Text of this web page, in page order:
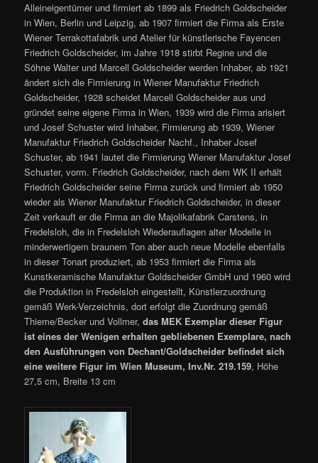
Alleineigentümer und firmiert ab 1899 als Friedrich Goldscheider
in Wien, Berlin und Leipzig, ab 1907 firmiert die Firma als Erste
Wiener Terrakottafabrik und Atelier für künstlerische Fayencen
Friedrich Goldscheider, im Jahre 1918 stirbt Regine und die
Söhne Walter und Marcell Goldscheider werden Inhaber, ab 1921
ändert sich die Firmierung in Wiener Manufaktur Friedrich
Goldscheider, 1928 scheidet Marcell Goldscheider aus und
gründet seine eigene Firma in Wien, 1939 wird die Firma arisiert
und Josef Schuster wird Inhaber, Firmierung ab 1939, Wiener
Manufaktur Friedrich Goldscheider Nachf., Inhaber Josef
Schuster, ab 1941 lautet die Firmierung Wiener Manufaktur Josef
Schuster, vorm. Friedrich Goldscheider, nach dem WK II erhält
Friedrich Goldscheider seine Firma zurück und firmiert ab 1950
wieder als Wiener Manufaktur Friedrich Goldscheider, in dieser
Zeit verkauft er die Firma an die Majolikafabrik Carstens, in
Fredelsloh, die in Fredelsloh Wiederauflagen alter Modelle in
minderwertigem braunem Ton aber auch neue Modelle ebenfalls
in dieser Tonart produziert, ab 1953 firmiert die Firma als
Kunstkeramische Manufaktur Goldscheider GmbH und 1960 wird
die Produktion in Fredelsloh eingestellt, Künstlerzuordnung
gemäß Werk-Verzeichnis, dort erfolgt die Zuordnung gemäß
Thieme/Becker und Vollmer,das MEK Exemplar dieser Figur
ist eines der Wenigen erhalten gebliebenen Exemplare, nach
den Ausführungen von Dechant/Goldscheider befindet sich
eine weitere Figur im Wien Museum, Inv.Nr. 219.159, Höhe
27,5 cm, Breite 13 cm